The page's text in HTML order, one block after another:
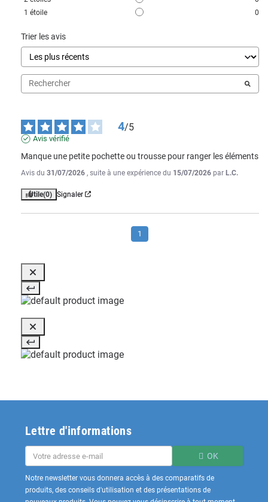
1 étoile 0
Trier les avis
4/5
Avis vérifié
Manque une petite pochette ou trousse pour ranger les éléments
Avis du 31/07/2026 , suite à une expérience du 15/07/2026 par L.C.
Utile(0) Signaler
1
Lettre d'informations
OK
Notre newsletter vous donnera accès à des comparatifs de
produits, des conseils d'utilisation et des présentations de